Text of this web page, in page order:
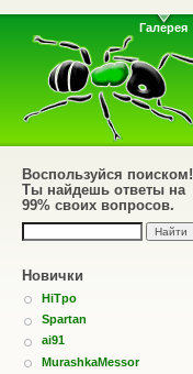
Галерея
Воспользуйся поиском!
Ты найдешь ответы на
99% своих вопросов.
Новички
HiTpo
Spartan
ai91
MurashkaMessor